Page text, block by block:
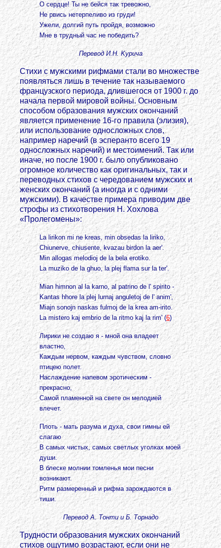
О сердце! Ты не бейся так тревожно,
Не рвись нетерпеливо из груди!
Ужели, долгий путь пройдя, возможно
Мне в трудный час не победить?
Перевод И.Н. Kypuчa
Стихи с мужскими рифмами стали во множестве
появляться лишь в течение так называемого
французского периода, длившегося от 1900 г. до
начала первой мировой войны. Основным
способом образования мужских окончаний
является применение 16-го правила (элизия),
или использование односложных слов,
например наречий (в эсперанто всего 19
односложных наречий) и местоимений. Так или
иначе, но после 1900 г. было опубликовано
огромное количество как оригинальных, так и
переводных стихов с чередованием мужских и
женских окончаний (а иногда и с одними
мужскими). В качестве примера приводим две
строфы из стихотворения Н. Хохлова
«Пролегомены»:
La lirikon mi ne kreas, min obsedas la liriko,
Chiunerve, chiusente, kvazau birdon la aer'.
Min allogas melodioj de la bela erotiko.
La muziko de la ghuo, la plej flama sur la ter'.
Mian himnon al la karno, al patrino de l' spirito -
Kantas hhore la plej lurnaj anguletoj de l' anim',
Miajn sonojn naskas fulmoj de la krea am-irito.
La mistero kaj embrio de la ritmo kaj la rim' (6)
Лирики не создаю я - мной она владеет
властно,
Каждым нервом, каждым чувством, словно
птицею полет.
Наслаждение напевом эротическим -
прекрасно,
Самой пламенной на свете он мелодией
влечет.
Плоть - мать разума и духа, свои гимны ей
слагаю
В самых чистых, самых светлых уголках моей
души.
В блеске молнии томленья мои песни
возникают.
Ритм размеренный и рифма зарождаются в
тиши.
Перевод А. Тонти и Б. Торнадо
Трудности образования мужских окончаний
стихов ощутимо возрастают, если они не